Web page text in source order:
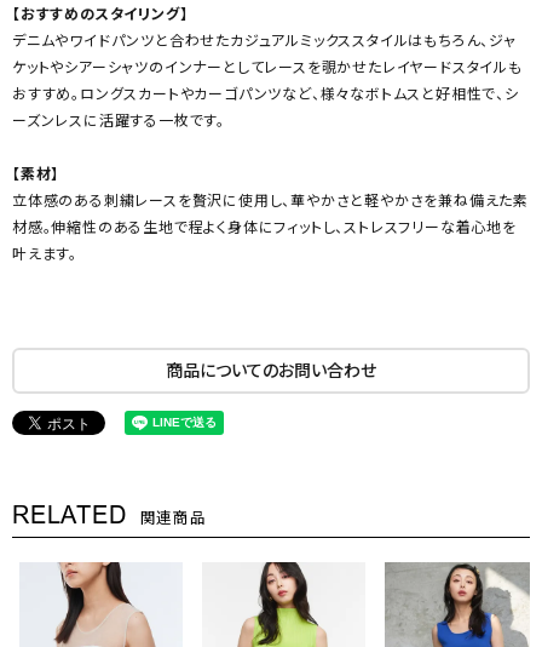
【おすすめのスタイリング】
デニムやワイドパンツと合わせたカジュアルミックススタイルはもちろん、ジャ
ケットやシアーシャツのインナーとしてレースを覗かせたレイヤードスタイルも
おすすめ。ロングスカートやカーゴパンツなど、様々なボトムスと好相性で、シ
ーズンレスに活躍する一枚です。
【素材】
立体感のある刺繍レースを贅沢に使用し、華やかさと軽やかさを兼ね備えた素
材感。伸縮性のある生地で程よく身体にフィットし、ストレスフリーな着心地を
叶えます。
商品についてのお問い合わせ
RELATED 関連商品